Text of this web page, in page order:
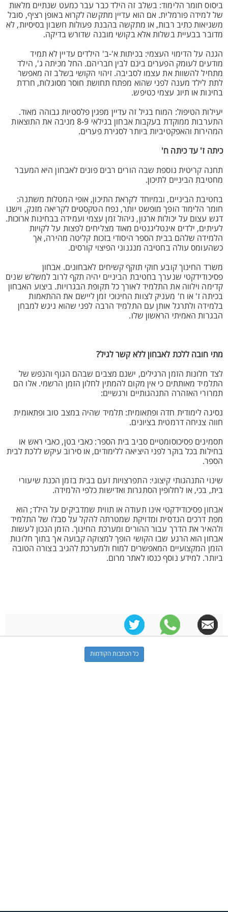
ביסוס חומר הלימוד: בשלב זה הילד כבר עבר כמעט שנתיים מלאות
של למידה פורמלית. אם הוא עדיין מתקשה לקרוא באופן רציף, סובל
משגיאות כתיב רבות, או מתקשה בהבנת פעולות חשבון בסיסיות, לא
מדובר בבעיית בשלות אלא בקושי מובנה שדורש בדיקה.
הגנה על הדימוי העצמי: בכיתות א'-ב' הילדים עדיין לא תמיד
מודעים לעומק הפערים בינם לבין חבריהם. החל מכיתה ג', הילד
מתחיל להשוות את עצמו לסביבה. זיהוי הקושי בשלב זה מאפשר
לתת לילד מענה לפני שהוא מפתח תחושת חוסר מסוגלות, חרדת
בחינות או תיוג עצמי כטיפש.
יעילות הטיפול: המוח בגיל זה עדיין מפגין פלסטיות גבוהה מאוד.
התערבות ממוקדת בעקבות אבחון בגילאי 8-9 מניבה את התוצאות
המהירות והאפקטיביות ביותר לסגירת פערים.
כיתה ז' עד כיתה ח'
תחנה קריטית נוספת שבה הורים רבים פונים לאבחון היא המעבר
מחטיבת הביניים לתיכון.
בחטיבת הביניים, ובמיוחד לקראת התיכון, אופי המטלות משתנה:
חומר הלימוד הופך מופשט יותר, נפח הטקסטים לקריאה מזנק, וישנו
דגש עצום על יכולות ארגון, ניהול זמן עצמי ועמידה בבחינות ארוכות.
לעיתים, ילדים אינטליגנטים מאוד מצליחים לפצות על לקויות
הלמידה שלהם בבית הספר היסודי בזכות קליטה מהירה, אך
כשהעומס עולה בחטיבה מנגנוני הפיצוי קורסים.
משרד החינוך קובע חוקי תוקף קשיחים לאבחונים. אבחון
פסיכודידקטי שנערך בחטיבת הביניים יהיה תקף לרוב למשלש שנים
קדימה וילווה את התלמיד לאורך כל תקופת הבגרויות. ביצוע האבחון
בכיתה ז' או ח' מעניק לצוות החינוכי זמן ליישם את ההתאמות
בלמידה ולתרגל אותן עם התלמיד הרבה לפני שהוא ניגש למבחן
הבגרות האמיתי הראשון שלו.
מתי חובה ללכת לאבחון ללא קשר לגיל?
לצד חלונות הזמן הרגילים, ישנם מצבים שבהם הגוף והנפש של
התלמיד מאותתים כי אין מקום להמתין לחלון הזמן הרשמי. אלו הם
תמרורי האזהרה התנהגותיים ורגשיים:
נסיגה לימודית חדה ופתאומית: תלמיד שהיה במצב טוב ופתאומית
חווה צניחה דרמטית בציונים.
תסמינים פסיכוסומטיים סביב בית הספר: כאבי בטן, כאבי ראש או
בחילות בכל בוקר לפני היציאה ללימודים, או סירוב עיקש ללכת לבית
הספר.
שינוי התנהגותי קיצוני: התפרצויות זעם בבית בזמן הכנת שיעורי
בית, בכי, או לחלופין הסתגרות ואדישות כלפי הלמידה.
אבחון פסיכודידקטי אינו תעודה או תווית שמדביקים על הילד; הוא
מפת דרכים הנדסית ומדויקת שמטרתה להקל על סבלו של התלמיד
ולהאיר את הדרך עבור ההורים ומערכת החינוך. הזמן הנכון לעשות
אבחון הוא הרגע שבו הקושי הופך למצוקה קבועה אך בתוך חלונות
הזמן המקצועיים המאפשרים למוח ולמערכת להגיב בצורה הטובה
ביותר. למידע נוסף כנסו לאתר מרום.
כל הכתבות הקודמות